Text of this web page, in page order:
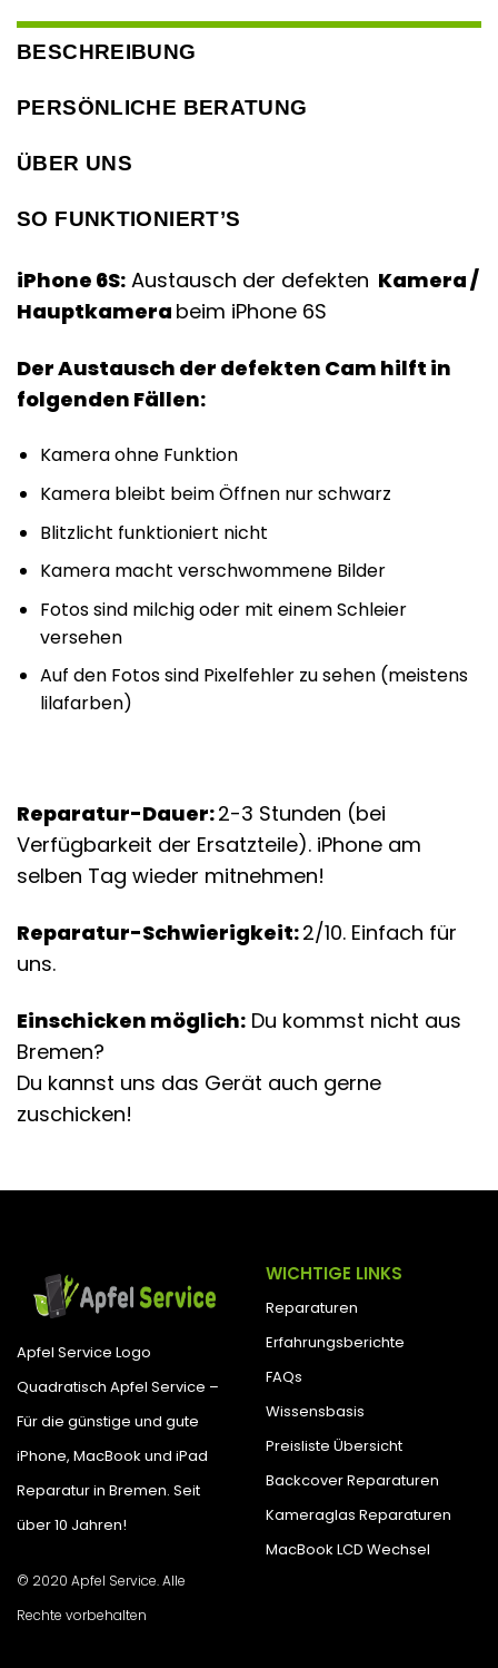
BESCHREIBUNG
PERSÖNLICHE BERATUNG
ÜBER UNS
SO FUNKTIONIERT’S
iPhone 6S: Austausch der defekten Kamera /
Hauptkamera beim iPhone 6S
Der Austausch der defekten Cam hilft in
folgenden Fällen:
Kamera ohne Funktion
Kamera bleibt beim Öffnen nur schwarz
Blitzlicht funktioniert nicht
Kamera macht verschwommene Bilder
Fotos sind milchig oder mit einem Schleier
versehen
Auf den Fotos sind Pixelfehler zu sehen (meistens
lilafarben)
Reparatur-Dauer:2-3 Stunden (bei
Verfügbarkeit der Ersatzteile). iPhone am
selben Tag wieder mitnehmen!
Reparatur-Schwierigkeit:2/10. Einfach für
uns.
Einschicken möglich: Du kommst nicht aus
Bremen?
Du kannst uns das Gerät auch gerne
zuschicken!
Apfel Service Logo
Quadratisch Apfel Service –
Für die günstige und gute
iPhone, MacBook und iPad
Reparatur in Bremen. Seit
über 10 Jahren!
© 2020 Apfel Service. Alle
Rechte vorbehalten
WICHTIGE LINKS
Reparaturen
Erfahrungsberichte
FAQs
Wissensbasis
Preisliste Übersicht
Backcover Reparaturen
Kameraglas Reparaturen
MacBook LCD Wechsel